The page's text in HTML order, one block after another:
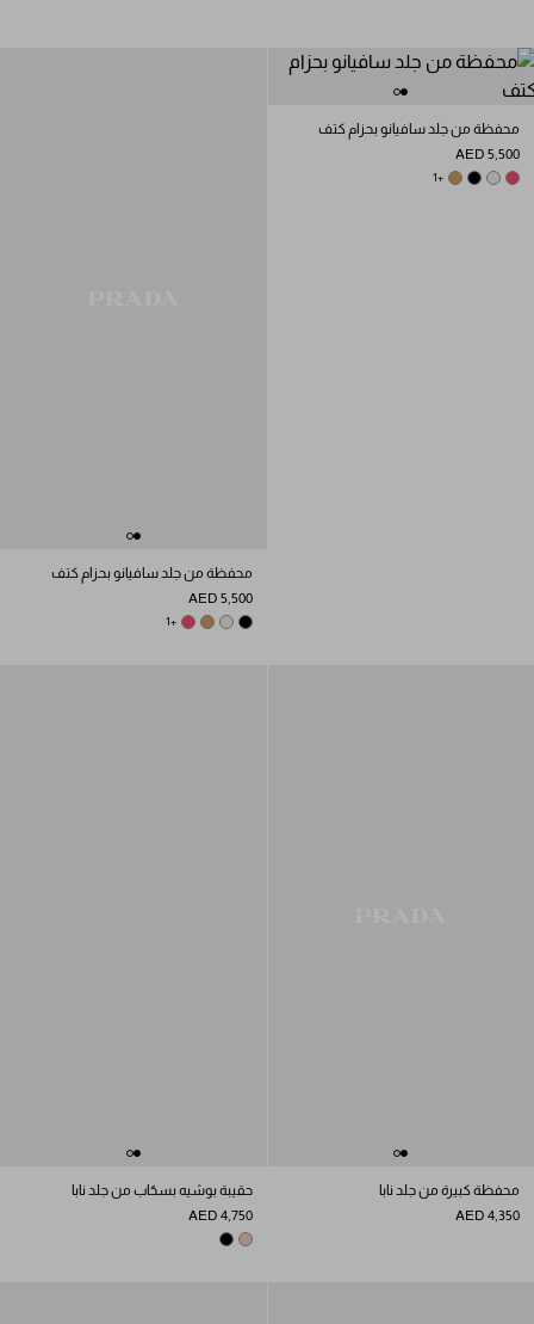
محفظة من جلد سافيانو بحزام كتف
AED 5,500
PEONY PINK
CHALK WHITE
BLACK
CARAMEL
+1
محفظة من جلد سافيانو بحزام كتف
AED 5,500
BLACK
CHALK WHITE
CARAMEL
PEONY PINK
+1
محفظة كبيرة من جلد نابا
AED 4,350
حقيبة بوشيه بسحّاب من جلد نابا
AED 4,750
OPAL
BLACK